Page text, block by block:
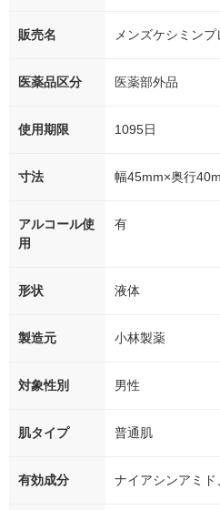
販売名 メンズケシミン
医薬品区分 医薬部外品
使用期限 1095日
寸法 幅45mm×奥行
アルコール使
用
有
形状 液体
製造元 小林製薬
対象性別 男性
肌タイプ 普通肌
有効成分 ナイアシンアミ